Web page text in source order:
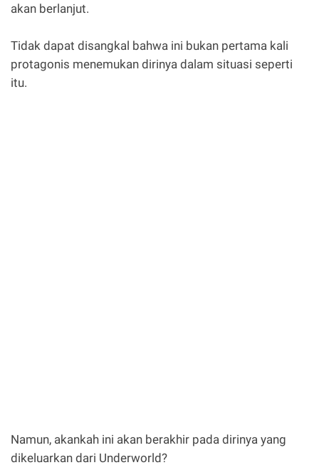
akan berlanjut.
Tidak dapat disangkal bahwa ini bukan pertama kali
protagonis menemukan dirinya dalam situasi seperti
itu.
Namun, akankah ini akan berakhir pada dirinya yang
dikeluarkan dari Underworld?